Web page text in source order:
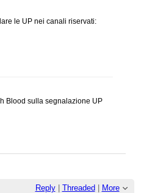
le UP nei canali riservati:
Blood sulla segnalazione UP
Reply| Threaded More